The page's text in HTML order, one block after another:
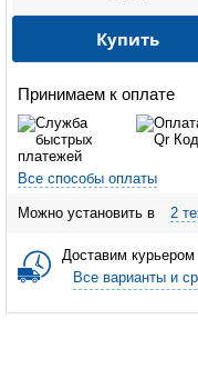
Принимаем к оплате
Все способы оплаты
Можно установить в 2
Доставим курьером
Все варианты и
Купить